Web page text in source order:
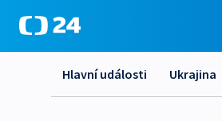
Hlavní události Ukrajina